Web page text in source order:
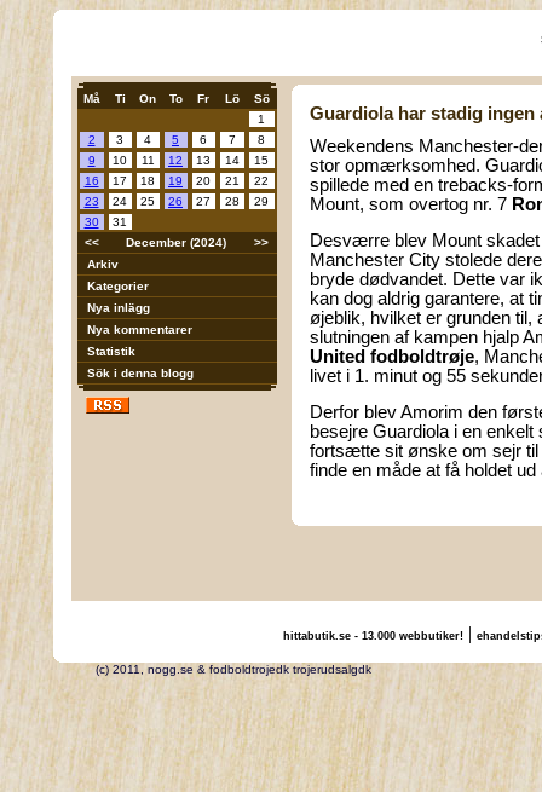
Må Ti On To Fr Lö
Sö
1
2
3 4 5 6 7
8
9
10 11 12 13 14
15
16
17 18 19 20 21
22
23
24 25 26 27 28
29
30
31
<<
December (2024)
>>
Arkiv
Kategorier
Nya inlägg
Nya kommentarer
Statistik
Sök i denna blogg
Guardiola har stadig ingen
Weekendens Manchester-
stor opmærksomhed.
spillede med en trebacks-
Mount, som overtog nr. 7
Desværre blev Mount
Manchester City stolede
bryde dødvandet. Dette var
kan dog aldrig garantere, at
øjeblik, hvilket er grunden til,
slutningen af kampen hjalp
United fodboldtrøje,
livet i 1. minut og 55
Derfor blev Amorim den
besejre Guardiola i en
fortsætte sit ønske om sejr
finde en måde at få holdet ud
hittabutik.se - 13.000 webbutiker!|
(c) 2011, nogg.se & fodboldtrojedk trojerudsalgdk